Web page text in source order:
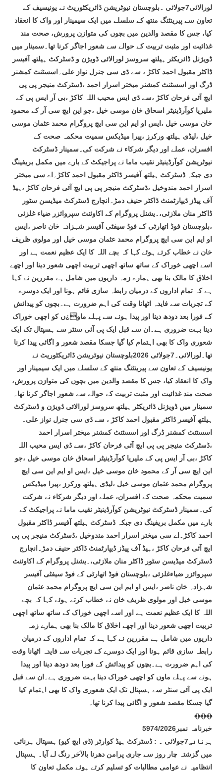
لورالائی7جولائی ۔بلوچستان نیوٹریشن ڈائریکٹوریٹ نے یونیسیف کے
تعاون سے پیرینٹنگ منتھ کے سلسلے میں ایک سیمینار اور واک کا انعقاد
کیا، جس کا مقصد والدین میں بچوں کی متوازن پرورش، صحت مند
غذائیت اور مثبت تربیت کے حوالے سے شعور اجاگر کرنا تھا۔سمینار میں
ڈویژنل ڈائریکٹر ہیلتھ سروسز لورالائی ڈویژن و ڈسٹرکٹ ہیلتھ آفیسر
ڈاکٹر مقبول احمد کاکڑ ، سے ڈی سی جنرل نواز علی۔اسسٹنٹ کمشنر
ڈرگ اور اسسٹنٹ کمشنر میختر اسرار احمد ،ڈسٹرکٹ منیجر پی پی
ایچ آئی فرحان کاکڑ ،سے ڈی ایس محیب اللہ کاکڑ ،بی آر ایس پی کے
ملیریا کوآرڈینیٹر اسحاق خان موسی خیل ،جو این ایچ سی آر کے محمود
خان موسی خیل ،ایس او ایم این سی ایچ پروگرام محمد عثمان موسی
خیل ،لیڈی ہیلتھ ورکرز ،پیرا میڈیکس سمیت محکمہ صحت کے
افسران، عملے اور دیگر شرکاء نے شرکت کی۔سمینار ڈسٹرکٹ
نیوٹریشن کوآرڈینیٹر نقیب ماما نے پراجیکٹ کے بارے میں مکمل بریفینگ
دی جبکہ ڈسٹرکٹ ہیلتھ آفیسر ڈاکٹر مقبول احمد کاکڑ۔اے سی میختر
اسرار احمد مندوخیل ،ڈسٹرکٹ منیجر پی پی ایچ آئی فرحان کاکڑ ،ہیڈ
آف پیڈز ڈیپارٹمنٹ ڈاکٹر حنیف دمڑ۔انچارج ڈسٹرکٹ میڈیسن سٹور
ڈاکٹر منان ملازئی،۔یشنل پروگرام کے اکاوئنٹ سپروائزر ضیاء غلزئی
،بلوچستان فوڈ اتھارٹی کے فوڈ سیفٹی آفیسر شہزادہ خان ناصر ،ایس
او ایم این سی ایچ پروگرام محمد عثمان موسی خیل اور مولوی ظریف
خان نے خطاب کرتے ہوئے کہا کہ بچے اللہ کا ایک عظیم نعمت ہے اور
اسے اچھی خوراک کے ساتھ ساتھ اچھی تربیت اچھی شعور دینا اور اچھے
اخلاق کا مالک بنا بھی ہمارے زمہ داریوں میں شامل ہے مقررین نے کہا
ہے کہ تمام اداروں کے درمیان رابطہ سازی قائم ہونا اور ایک دوسرے
کے تجربات سے فایدہ اٹھانا وقت کی اہم ضرورت ہے۔بچوں کو پیدائش
کے فورا بعد دودھ دینا اور پیدا ہونے سے پہلے ماو¿ں کو اچھی خوراک
دینا بہت ضروری ہے۔ان سے قبل ایک پی آئی سنٹر سے ہسپتال تک ایک
شعوری واک کا بھی اہتمام کیا گیا جسکا مقصد شعور و اگائی پیدا کرنا
تھا۔لورالائی۔7جولائی 2026بلوچستان نیوٹریشن ڈائریکٹوریٹ نے
یونیسیف کے تعاون سے پیرینٹنگ منتھ کے سلسلے میں ایک سیمینار اور
واک کا انعقاد کیا، جس کا مقصد والدین میں بچوں کی متوازن پرورش،
صحت مند غذائیت اور مثبت تربیت کے حوالے سے شعور اجاگر کرنا تھا۔
سمینار میں ڈویژنل ڈائریکٹر ہیلتھ سروسز لورالائی ڈویژن و ڈسٹرکٹ
ہیلتھ آفیسر ڈاکٹر مقبول احمد کاکڑ ، سے ڈی سی جنرل نواز علی۔
اسسٹنٹ کمشنر ڈرگ اور اسسٹنٹ کمشنر میختر اسرار احمد
،ڈسٹرکٹ منیجر پی پی ایچ آئی فرحان کاکڑ ،سے ڈی ایس محیب اللہ
کاکڑ ،بی آر ایس پی کے ملیریا کوآرڈینیٹر اسحاق خان موسی خیل ،جو
این ایچ سی آر کے محمود خان موسی خیل ،ایس او ایم این سی ایچ
پروگرام محمد عثمان موسی خیل ،لیڈی ہیلتھ ورکرز ،پیرا میڈیکس
سمیت محکمہ صحت کے افسران، عملے اور دیگر شرکاء نے شرکت
کی۔سمینار ڈسٹرکٹ نیوٹریشن کوآرڈینیٹر نقیب ماما نے پراجیکٹ کے
بارے میں مکمل بریفینگ دی جبکہ ڈسٹرکٹ ہیلتھ آفیسر ڈاکٹر مقبول
احمد کاکڑ۔اے سی میختر اسرار احمد مندوخیل ،ڈسٹرکٹ منیجر پی پی
ایچ آئی فرحان کاکڑ ،ہیڈ آف پیڈز ڈیپارٹمنٹ ڈاکٹر حنیف دمڑ۔انچارج
ڈسٹرکٹ میڈیسن سٹور ڈاکٹر منان ملازئی،۔یشنل پروگرام کے اکاوئنٹ
سپروائزر ضیاءغلزئی ،بلوچستان فوڈ اتھارٹی کے فوڈ سیفٹی آفیسر
شہزادہ خان ناصر ،ایس او ایم این سی ایچ پروگرام محمد عثمان
موسی خیل اور مولوی ظریف خان نے خطاب کرتے ہوئے کہا کہ بچے
اللہ کا ایک عظیم نعمت ہے اور اسے اچھی خوراک کے ساتھ ساتھ اچھی
تربیت اچھی شعور دینا اور اچھے اخلاق کا مالک بنا بھی ہمارے زمہ
داریوں میں شامل ہے مقررین نے کہا ہے کہ تمام اداروں کے درمیان
رابطہ سازی قائم ہونا اور ایک دوسرے کے تجربات سے فایدہ اٹھانا وقت
کی اہم ضرورت ہے۔بچوں کو پیدائش کے فورا بعد دودھ دینا اور پیدا
ہونے سے پہلے ماوں کو اچھی خوراک دینا بہت ضروری ہے۔ان سے قبل
ایک پی آئی سنٹر سے ہسپتال تک ایک شعوری واک کا بھی اہتمام کیا
گیا جسکا مقصد شعور و اگائی پیدا کرنا تھا۔
﴾﴿﴾﴿﴾﴿
خبرنامہ نمبر5974/2026
ہرنائی7جولائی ۔ : ڈسٹرکٹ ہیڈ کوارٹر (ڈی ایچ کیو) ہسپتال ہرنائی
میں گزشتہ چار روز سے جاری پرامن دھرنا بالآخر رنگ لے آیا۔ ہسپتال
انتظامیہ نے عوامی مطالبات کو تسلیم کرتے ہوئے مکمل تعاون کا